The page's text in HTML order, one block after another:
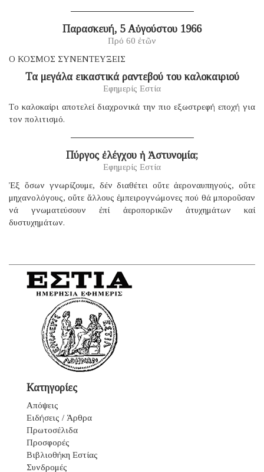
Παρασκευή, 5 Αὐγούστου 1966
Πρό 60 ἐτῶν
Ο ΚΟΣΜΟΣ ΣΥΝΕΝΤΕΥΞΕΙΣ
Τα μεγάλα εικαστικά ραντεβού του καλοκαιριού
Εφημερίς Εστία
Tο καλοκαίρι αποτελεί διαχρονικά την πιο εξωστρεφή εποχή για
τον πολιτισμό.
Πύργος ἐλέγχου ἡ Ἀστυνομία;
Εφημερίς Εστία
Ἐξ ὅσων γνωρίζουμε, δέν διαθέτει οὔτε ἀεροναυπηγούς, οὔτε
μηχανολόγους, οὔτε ἄλλους ἐμπειρογνώμονες πού θά μποροῦσαν
νά γνωματεύσουν ἐπί ἀεροπορικῶν ἀτυχημάτων καί
δυστυχημάτων.
Κατηγορίες
Απόψεις
Ειδήσεις / Άρθρα
Πρωτοσέλιδα
Προσφορές
Βιβλιοθήκη Εστίας
Συνδρομές